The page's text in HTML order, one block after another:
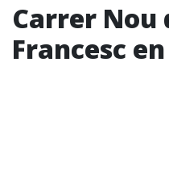
Carrer Nou
Francesc